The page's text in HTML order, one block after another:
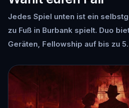
Jedes Spiel unten ist ein
zu Fuß in Burbank spielt. Duo
Geräten, Fellowship auf bis zu 5.